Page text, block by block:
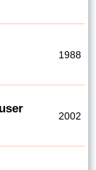
1988
2002